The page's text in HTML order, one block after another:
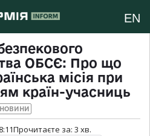
EN
ОБСЄ: Про що
місія при
країн-учасниць
НОВИНИ
Прочитаєте за: 3 хв.